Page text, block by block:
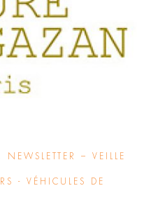
NEWSLETTER – VEILLE
- VÉHICULES DE